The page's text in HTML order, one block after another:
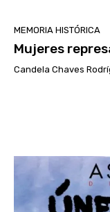
MEMORIA HISTÓRICA
Mujeres
Candela Chaves